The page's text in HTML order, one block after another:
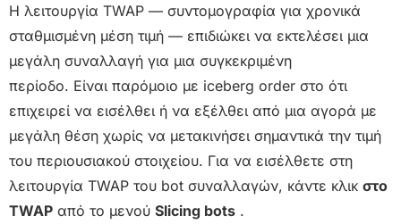
Η λειτουργία TWAP — συντομογραφία για χρονικά
σταθμισμένη μέση τιμή — επιδιώκει να εκτελέσει μια
μεγάλη συναλλαγή για μια συγκεκριμένη
περίοδο. Είναι παρόμοιο με iceberg order στο ότι
επιχειρεί να εισέλθει ή να εξέλθει από μια αγορά με
μεγάλη θέση χωρίς να μετακινήσει σημαντικά την τιμή
του περιουσιακού στοιχείου. Για να εισέλθετε στη
λειτουργία TWAP του bot συναλλαγών, κάντε κλικ στο
TWAP από το μενού Slicing bots .